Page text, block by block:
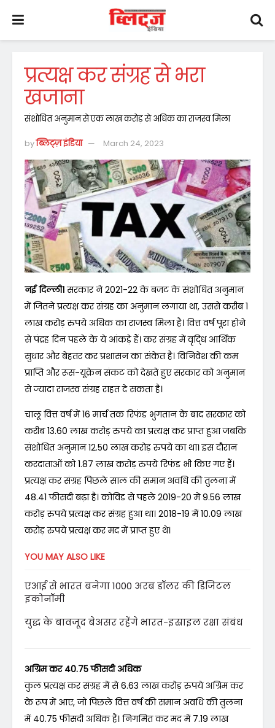
प्रत्यक्ष कर संग्रह से भरा
खजाना
संशोधित अनुमान से एक लाख करोड़ से अधिक का राजस्व मिला
byब्लिट्ज़ इंडिया March 24, 2023
नई दिल्ली।सरकार ने 2021-22 के बजट के संशोधित अनुमान
में जितने प्रत्यक्ष कर संग्रह का अनुमान लगाया था, उससे करीब 1
लाख करोड़ रुपये अधिक का राजस्व मिला है। वित्त वर्ष पूरा होने
से पंद्रह दिन पहले के ये आंकड़े हैं। कर संग्रह में वृदि्ध आर्थिक
सुधार और बेहतर कर प्रशासन का संकेत है। विनिवेश की कम
प्राप्ति और रूस-यूक्रेन संकट को देखते हुए सरकार को अनुमान
से ज्यादा राजस्व संग्रह राहत दे सकता है।
चालू वित्त वर्ष में 16 मार्च तक रिफंड भुगतान के बाद सरकार को
करीब 13.60 लाख करोड़ रुपये का प्रत्यक्ष कर प्राप्त हुआ जबकि
संशोधित अनुमान 12.50 लाख करोड़ रुपये का था। इस दौरान
करदाताओं को 1.87 लाख करोड़ रुपये रिफंड भी किए गए हैं।
प्रत्यक्ष कर संग्रह पिछले साल की समान अवधि की तुलना में
48.41 फीसदी बढ़ा है। कोविड से पहले 2019-20 में 9.56 लाख
करोड़ रुपये प्रत्यक्ष कर संग्रह हुआ था। 2018-19 में 10.09 लाख
करोड़ रुपये प्रत्यक्ष कर मद में प्राप्त हुए थे।
YOU MAY ALSO LIKE
एआई से भारत बनेगा 1000 अरब डॉलर की डिजिटल
इकोनॉमी
युद्ध के बावजूद बेअसर रहेंगे भारत-इस्राइल रक्षा संबंध
अग्रिम कर 40.75 फीसदी अधिक
कुल प्रत्यक्ष कर संग्रह में से 6.63 लाख करोड़ रुपये अग्रिम कर
के रूप में आए, जो पिछले वित्त वर्ष की समान अवधि की तुलना
में 40.75 फीसदी अधिक हैं। निगमित कर मद में 7.19 लाख